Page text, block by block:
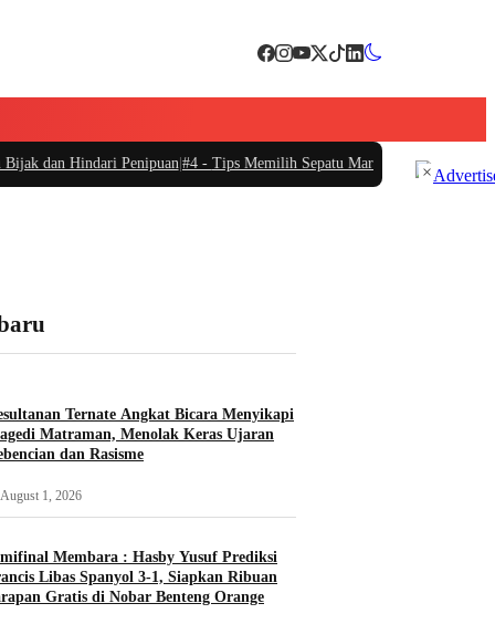
Penipuan|#4 -Tips Memilih Sepatu Marathon yang Sesuai untuk
Ternate Angkat Bicara Menyikapi
Matraman, Menolak Keras Ujaran
dan Rasisme
August 1, 2026
Membara : Hasby Yusuf Prediksi
Libas Spanyol 3-1, Siapkan Ribuan
Gratis di Nobar Benteng Orange
×